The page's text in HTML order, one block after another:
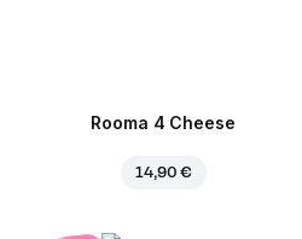
Rooma 4 Cheese
14,90 €